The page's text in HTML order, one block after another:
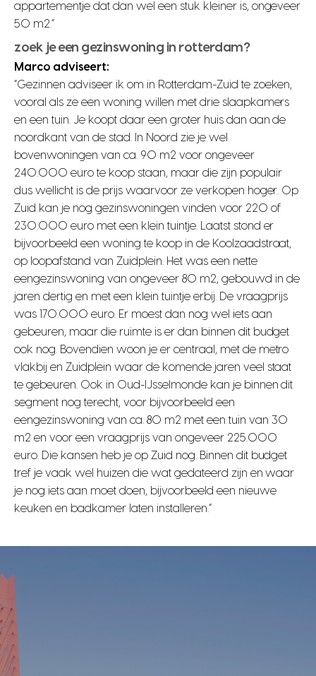
appartementje dat dan wel een stuk kleiner is, ongeveer
50 m2.”
zoek je een gezinswoning in rotterdam?
Marco adviseert:
“Gezinnen adviseer ik om in Rotterdam-Zuid te zoeken,
vooral als ze een woning willen met drie slaapkamers
en een tuin. Je koopt daar een groter huis dan aan de
noordkant van de stad. In Noord zie je wel
bovenwoningen van ca. 90 m2 voor ongeveer
240.000 euro te koop staan, maar die zijn populair
dus wellicht is de prijs waarvoor ze verkopen hoger. Op
Zuid kan je nog gezinswoningen vinden voor 220 of
230.000 euro met een klein tuintje. Laatst stond er
bijvoorbeeld een woning te koop in de Koolzaadstraat,
op loopafstand van Zuidplein. Het was een nette
eengezinswoning van ongeveer 80 m2, gebouwd in de
jaren dertig en met een klein tuintje erbij. De vraagprijs
was 170.000 euro. Er moest dan nog wel iets aan
gebeuren, maar die ruimte is er dan binnen dit budget
ook nog. Bovendien woon je er centraal, met de metro
vlakbij en Zuidplein waar de komende jaren veel staat
te gebeuren. Ook in Oud-IJsselmonde kan je binnen dit
segment nog terecht, voor bijvoorbeeld een
eengezinswoning van ca. 80 m2 met een tuin van 30
m2 en voor een vraagprijs van ongeveer 225.000
euro. Die kansen heb je op Zuid nog. Binnen dit budget
tref je vaak wel huizen die wat gedateerd zijn en waar
je nog iets aan moet doen, bijvoorbeeld een nieuwe
keuken en badkamer laten installeren.”